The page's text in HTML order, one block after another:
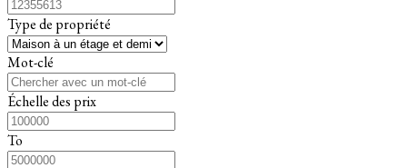
Type de propriété
Mot-clé
Échelle des prix
To